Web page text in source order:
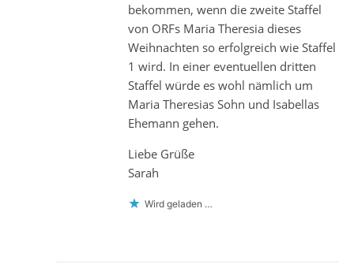
bekommen, wenn die zweite Staffel
von ORFs Maria Theresia dieses
Weihnachten so erfolgreich wie Staffel
1 wird. In einer eventuellen dritten
Staffel würde es wohl nämlich um
Maria Theresias Sohn und Isabellas
Ehemann gehen.
Liebe Grüße
Sarah
Wird geladen …